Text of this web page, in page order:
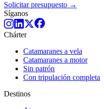
Solicitar presupuesto →
Síganos
Chárter
Catamaranes a vela
Catamaranes a motor
Sin patrón
Con tripulación completa
Destinos